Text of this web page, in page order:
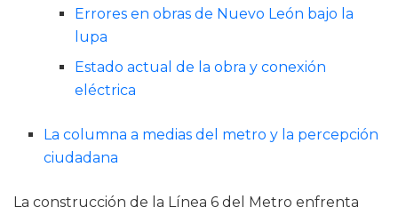
Errores en obras de Nuevo León bajo la
lupa
Estado actual de la obra y conexión
eléctrica
La columna a medias del metro y la percepción
ciudadana
La construcción de la Línea 6 del Metro enfrenta